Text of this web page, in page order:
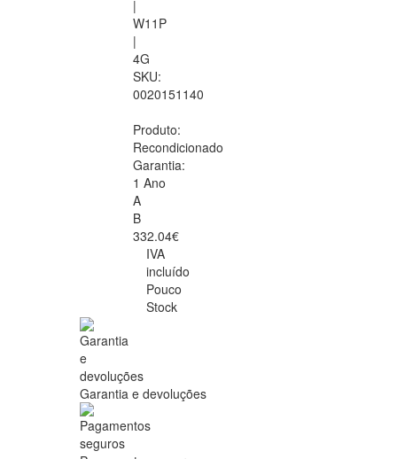
|
W11P
|
4G
SKU:
0020151140
Produto:
Recondicionado
Garantia:
1 Ano
A
B
332.04€
IVA
incluído
Pouco
Stock
Garantia e devoluções